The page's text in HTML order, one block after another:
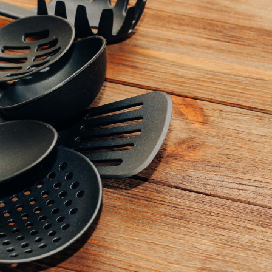
Mordue par un
barracuda, une petite fille
secourue grâce à un
réflexe essentiel
Légionellose en Suisse :
quelle est l’origine de la
contamination ?
Allergies alimentaires :
une nouvelle arme contre
les réactions sévères
Bilan
les
bientôt
TDAH :
États-